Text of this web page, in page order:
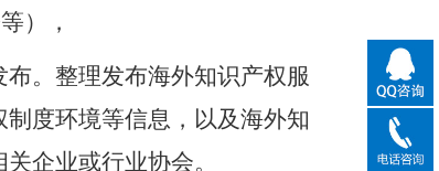
），
。整理发布海外知识产权服
度环境等信息，以及海外知
企业或行业协会。